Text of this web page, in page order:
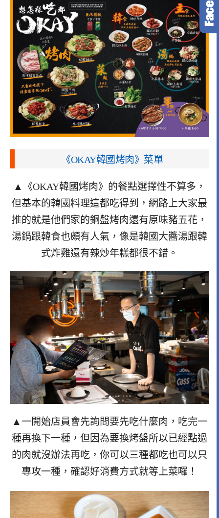
《OKAY韓國烤肉》菜單
▲《OKAY韓國烤肉》的餐點選擇性不算多，
但基本的韓國料理這都吃得到，網路上大家最
推的就是他們家的銅盤烤肉還有原味豬五花，
湯鍋跟韓食也頗有人氣，像是韓國大醬湯跟韓
式炸雞還有辣炒年糕都很不錯。
▲一開始店員會先詢問要先吃什麼肉，吃完一
種再換下一種，但因為要換烤盤所以已經點過
的肉就沒辦法再吃，你可以三種都吃也可以只
專攻一種，確認好消費方式就等上菜囉！